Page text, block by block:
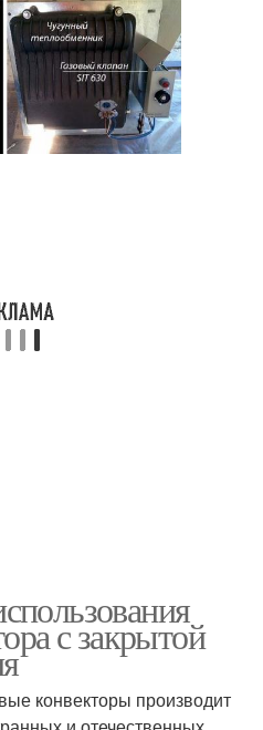
с закрытой
конвекторы производит